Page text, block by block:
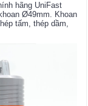
hãng UniFast
Ø49mm. Khoan
tấm, thép dầm,